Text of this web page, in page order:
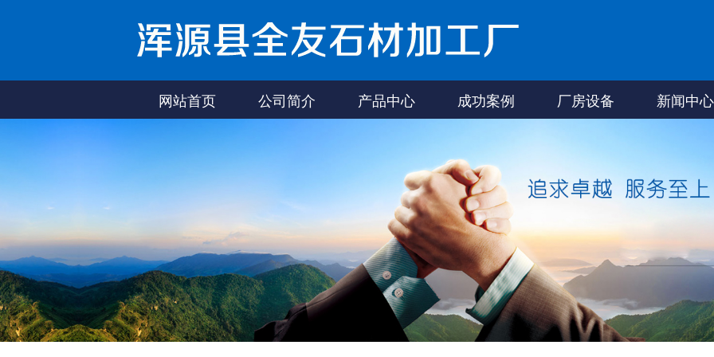
网站首页 公司简介 产品中心 成功案例 厂房设备 新闻中心